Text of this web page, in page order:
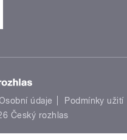
údaje Podmínky užití
Český rozhlas